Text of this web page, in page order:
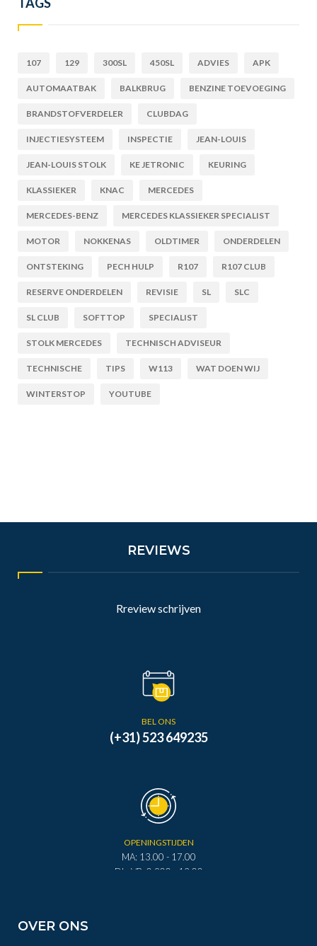
107 129 300SL 450SL ADVIES APK
AUTOMAATBAK BALKBRUG BENZINE TOEVOEGING
BRANDSTOFVERDELER CLUBDAG
INJECTIESYSTEEM INSPECTIE JEAN-LOUIS
JEAN-LOUIS STOLK KE JETRONIC KEURING
KLASSIEKER KNAC MERCEDES
MERCEDES-BENZ MERCEDES KLASSIEKER SPECIALIST
MOTOR NOKKENAS OLDTIMER ONDERDELEN
ONTSTEKING PECH HULP R107 R107 CLUB
RESERVE ONDERDELEN REVISIE SL SLC
SL CLUB SOFTTOP SPECIALIST
STOLK MERCEDES TECHNISCH ADVISEUR
TECHNISCHE TIPS W113 WAT DOEN WIJ
WINTERSTOP YOUTUBE
REVIEWS
Rreview schrijven
BEL ONS
(+31) 523 649235
OPENINGSTIJDEN
MA: 13.00 - 17.00
DI - VR: 0.900 - 12.00
OVER ONS